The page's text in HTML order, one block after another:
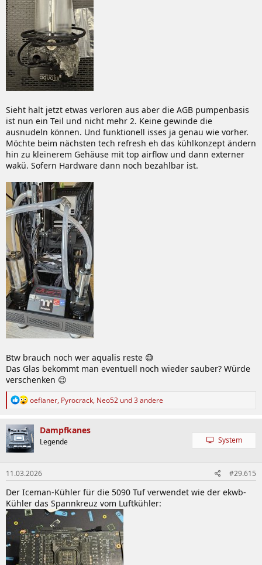
Sieht halt jetzt etwas verloren aus aber die AGB pumpenbasis
ist nun ein Teil und nicht mehr 2. Keine gewinde die
ausnudeln können. Und funktionell isses ja genau wie vorher.
Möchte beim nächsten tech refresh eh das kühlkonzept ändern
hin zu kleinerem Gehäuse mit top airflow und dann externer
wakü. Sofern Hardware dann noch bezahlbar ist.
Btw brauch noch wer aqualis reste 😅
Das Glas bekommt man eventuell noch wieder sauber? Würde
verschenken 😉
R
k
t
i
o
n
e
n
:
oefianer, Pyrocrack, Neo52 und 3 andere
Dampfkanes
Legende System
11.03.2026 #29.615
Der Iceman-Kühler für die 5090 Tuf verwendet wie der ekwb-
Kühler das Spannkreuz vom Luftkühler: